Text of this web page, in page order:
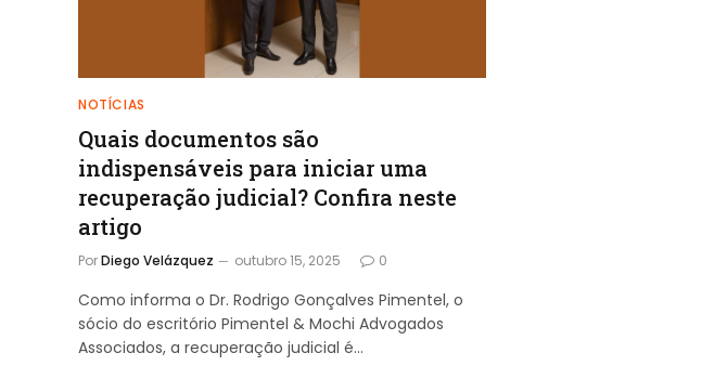
NOTÍCIAS
Quais documentos são
indispensáveis para iniciar uma
recuperação judicial? Confira neste
artigo
PorDiego Velázquez outubro 15, 2025 0
Como informa o Dr. Rodrigo Gonçalves Pimentel, o
sócio do escritório Pimentel & Mochi Advogados
Associados, a recuperação judicial é…